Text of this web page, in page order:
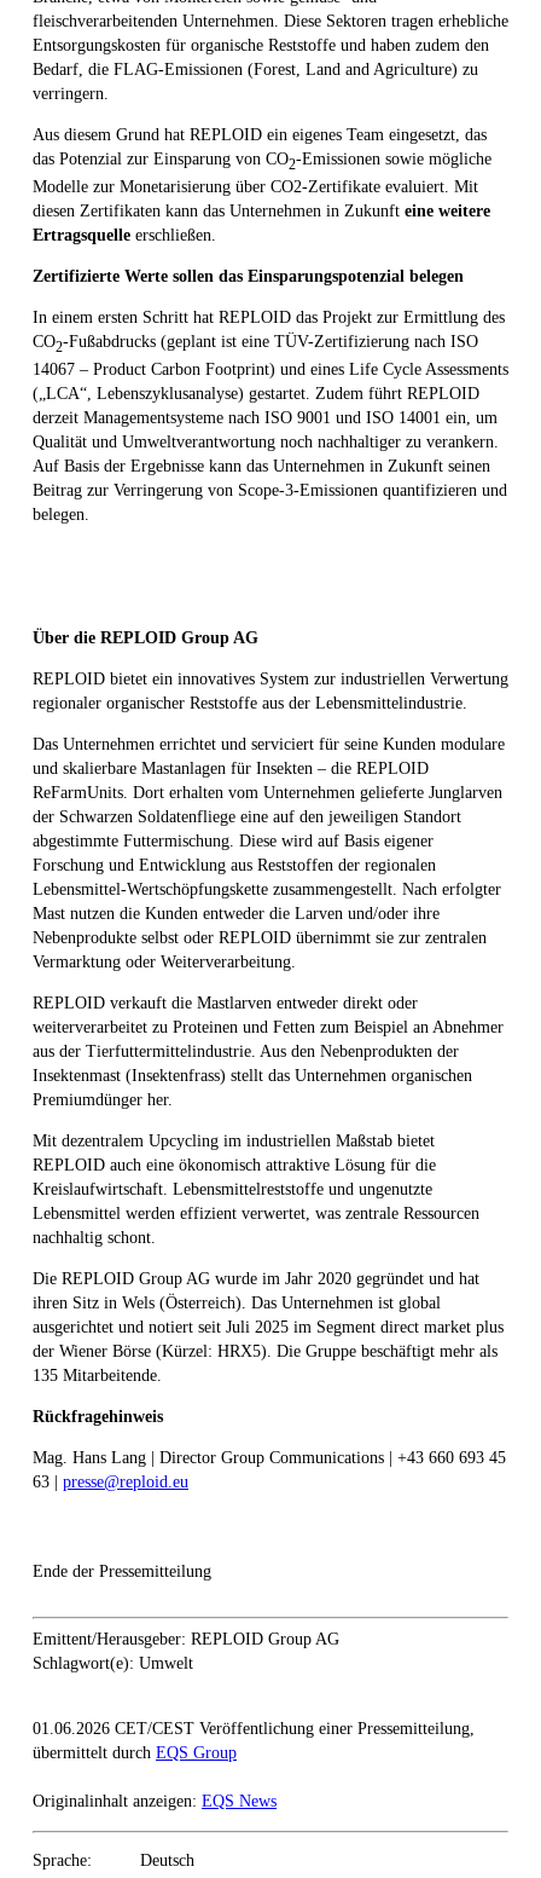
fleischverarbeitenden Unternehmen. Diese Sektoren tragen erhebliche
Entsorgungskosten für organische Reststoffe und haben zudem den
Bedarf, die FLAG-Emissionen (Forest, Land and Agriculture) zu
verringern.
Aus diesem Grund hat REPLOID ein eigenes Team eingesetzt, das
das Potenzial zur Einsparung von CO2-Emissionen sowie mögliche
Modelle zur Monetarisierung über CO2-Zertifikate evaluiert. Mit
diesen Zertifikaten kann das Unternehmen in Zukunft eine weitere
Ertragsquelle erschließen.
Zertifizierte Werte sollen das Einsparungspotenzial belegen
In einem ersten Schritt hat REPLOID das Projekt zur Ermittlung des
CO2-Fußabdrucks (geplant ist eine TÜV-Zertifizierung nach ISO
14067 – Product Carbon Footprint) und eines Life Cycle Assessments
(„LCA“, Lebenszyklusanalyse) gestartet. Zudem führt REPLOID
derzeit Managementsysteme nach ISO 9001 und ISO 14001 ein, um
Qualität und Umweltverantwortung noch nachhaltiger zu verankern.
Auf Basis der Ergebnisse kann das Unternehmen in Zukunft seinen
Beitrag zur Verringerung von Scope-3-Emissionen quantifizieren und
belegen.
Über die REPLOID Group AG
REPLOID bietet ein innovatives System zur industriellen Verwertung
regionaler organischer Reststoffe aus der Lebensmittelindustrie.
Das Unternehmen errichtet und serviciert für seine Kunden modulare
und skalierbare Mastanlagen für Insekten – die REPLOID
ReFarmUnits. Dort erhalten vom Unternehmen gelieferte Junglarven
der Schwarzen Soldatenfliege eine auf den jeweiligen Standort
abgestimmte Futtermischung. Diese wird auf Basis eigener
Forschung und Entwicklung aus Reststoffen der regionalen
Lebensmittel-Wertschöpfungskette zusammengestellt. Nach erfolgter
Mast nutzen die Kunden entweder die Larven und/oder ihre
Nebenprodukte selbst oder REPLOID übernimmt sie zur zentralen
Vermarktung oder Weiterverarbeitung.
REPLOID verkauft die Mastlarven entweder direkt oder
weiterverarbeitet zu Proteinen und Fetten zum Beispiel an Abnehmer
aus der Tierfuttermittelindustrie. Aus den Nebenprodukten der
Insektenmast (Insektenfrass) stellt das Unternehmen organischen
Premiumdünger her.
Mit dezentralem Upcycling im industriellen Maßstab bietet
REPLOID auch eine ökonomisch attraktive Lösung für die
Kreislaufwirtschaft. Lebensmittelreststoffe und ungenutzte
Lebensmittel werden effizient verwertet, was zentrale Ressourcen
nachhaltig schont.
Die REPLOID Group AG wurde im Jahr 2020 gegründet und hat
ihren Sitz in Wels (Österreich). Das Unternehmen ist global
ausgerichtet und notiert seit Juli 2025 im Segment direct market plus
der Wiener Börse (Kürzel: HRX5). Die Gruppe beschäftigt mehr als
135 Mitarbeitende.
Rückfragehinweis
Mag. Hans Lang | Director Group Communications | +43 660 693 45
63 | presse@reploid.eu
Ende der Pressemitteilung
Emittent/Herausgeber: REPLOID Group AG
Schlagwort(e): Umwelt
01.06.2026 CET/CEST Veröffentlichung einer Pressemitteilung,
übermittelt durch EQS Group
Originalinhalt anzeigen: EQS News
Sprache:
Deutsch